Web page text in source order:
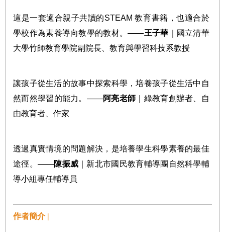
這是一套適合親子共讀的STEAM教育書籍，也適合於
學校作為素養導向教學的教材。——王子華 ｜國立清華
大學竹師教育學院副院長、教育與學習科技系教授
讓孩子從生活的故事中探索科學，培養孩子從生活中自
然而然學習的能力。 ——阿亮老師 ｜綠教育創辦者、自
由教育者、作家
透過真實情境的問題解決，是培養學生科學素養的最佳
途徑。 ——陳振威 ｜新北市國民教育輔導團自然科學輔
導小組專任輔導員
作者簡介 |